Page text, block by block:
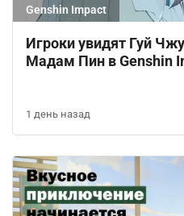
Genshin Impact
Игроки увидят Гуй
Мадам Пин в Genshin
1 день назад